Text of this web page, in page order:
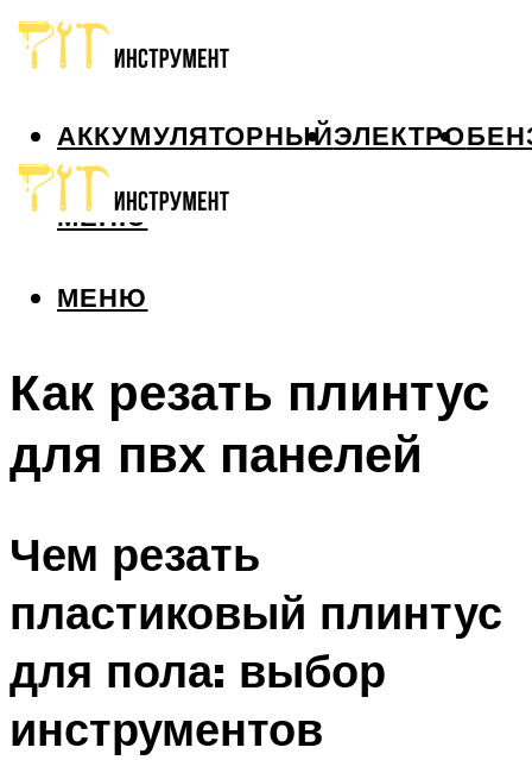
АККУМУЛЯТОРНЫЙЭЛЕКТРО
МЕНЮ
МЕНЮ
Как резать плинтус
для пвх панелей
Чем резать
пластиковый плинтус
для пола: выбор
инструментов